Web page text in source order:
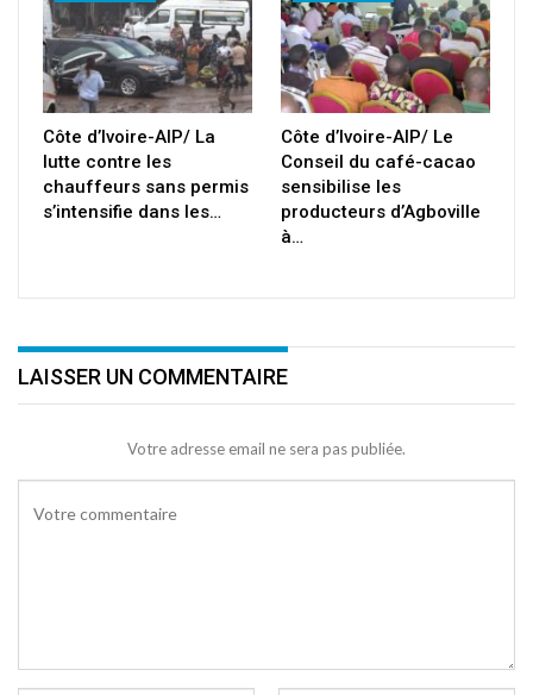
Côte d’Ivoire-AIP/ La
lutte contre les
chauffeurs sans permis
s’intensifie dans les…
Côte d’Ivoire-AIP/ Le
Conseil du café-cacao
sensibilise les
producteurs d’Agboville
à…
LAISSER UN COMMENTAIRE
Votre adresse email ne sera pas publiée.